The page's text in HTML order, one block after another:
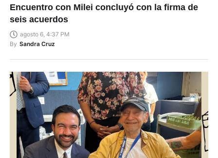
Encuentro con Milei concluyó con la firma de
seis acuerdos
agosto 6, 4:37 PM
By Sandra Cruz